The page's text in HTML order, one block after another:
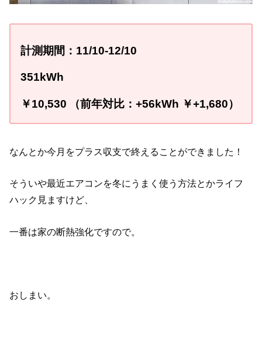
計測期間： 11/10-12/10
351 kWh
￥10,530 （前年対比：+56kWh ￥+1,680）
なんとか今月をプラス収支で終えることができました！
そういや最近エアコンを冬にうまく使う方法とかライフ
ハック見ますけど、
一番は家の断熱強化ですので。
おしまい。